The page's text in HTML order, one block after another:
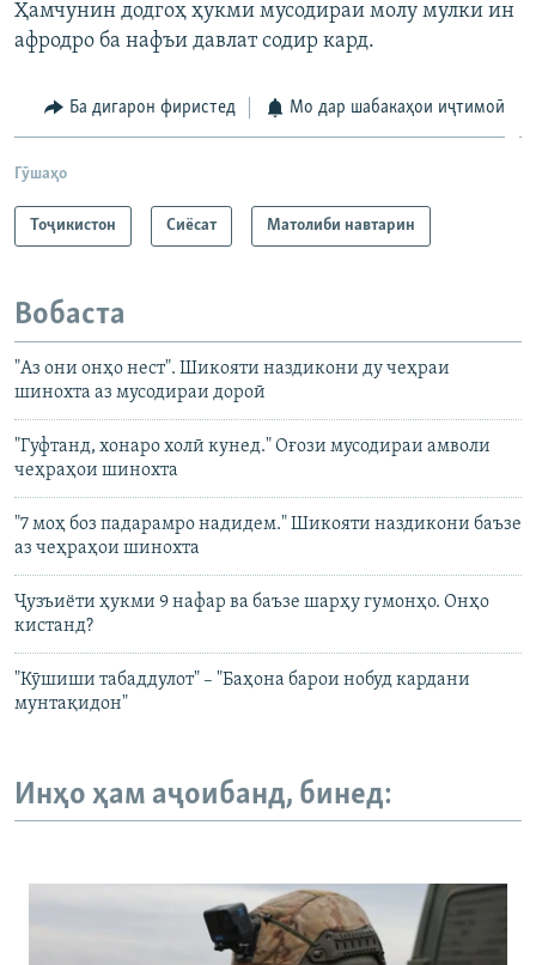
Ҳамчунин додгоҳ ҳукми мусодираи молу мулки ин
афродро ба нафъи давлат содир кард.
Ба дигарон фиристед Мо дар шабакаҳои иҷтимоӣ
Гӯшаҳо
Тоҷикистон Сиёсат Матолиби навтарин
Вобаста
"Аз они онҳо нест". Шикояти наздикони ду чеҳраи
шинохта аз мусодираи дороӣ
"Гуфтанд, хонаро холӣ кунед." Оғози мусодираи амволи
чеҳраҳои шинохта
"7 моҳ боз падарамро надидем." Шикояти наздикони баъзе
аз чеҳраҳои шинохта
Ҷузъиёти ҳукми 9 нафар ва баъзе шарҳу гумонҳо. Онҳо
кистанд?
"Кӯшиши табаддулот" – "Баҳона барои нобуд кардани
мунтақидон"
Инҳо ҳам аҷоибанд, бинед: